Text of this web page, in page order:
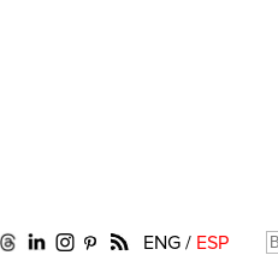
ENG / ESP